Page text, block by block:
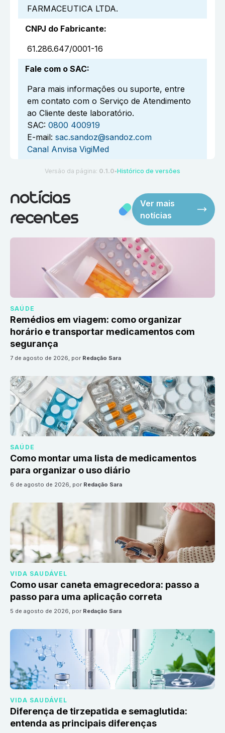
FARMACEUTICA LTDA.
CNPJ do Fabricante:
61.286.647/0001-16
Fale com o SAC:
Para mais informações ou suporte, entre
em contato com o Serviço de Atendimento
ao Cliente deste laboratório.
SAC: 0800 400919
E-mail: sac.sandoz@sandoz.com
Canal Anvisa VigiMed
Versão da página: 0.1.0 ●Histórico de versões
notícias
recentes
Ver mais
notícias
SAÚDE
Remédios em viagem: como organizar
horário e transportar medicamentos com
segurança
7 de agosto de 2026, por Redação Sara
SAÚDE
Como montar uma lista de medicamentos
para organizar o uso diário
6 de agosto de 2026, por Redação Sara
VIDA SAUDÁVEL
Como usar caneta emagrecedora: passo a
passo para uma aplicação correta
5 de agosto de 2026, por Redação Sara
VIDA SAUDÁVEL
Diferença de tirzepatida e semaglutida:
entenda as principais diferenças